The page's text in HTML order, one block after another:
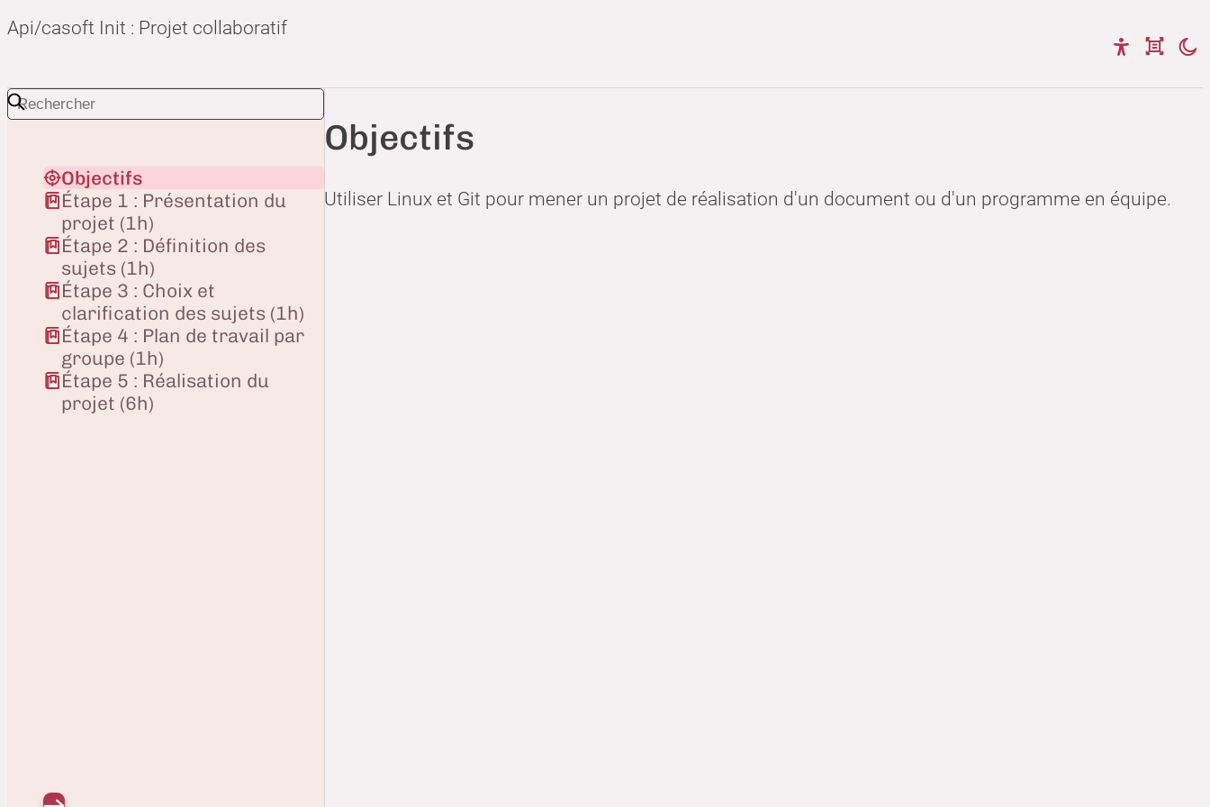
Api/casoft Init : Projet collaboratif
Objectifs
Utiliser Linux et Git pour mener un projet de réalisation d'un document ou d'un programme en équipe.
Objectifs
Étape 1 : Présentation du
projet (1h)
Étape 2 : Définition des
sujets (1h)
Étape 3 : Choix et
clarification des sujets (1h)
Étape 4 : Plan de travail par
groupe (1h)
Étape 5 : Réalisation du
projet (6h)